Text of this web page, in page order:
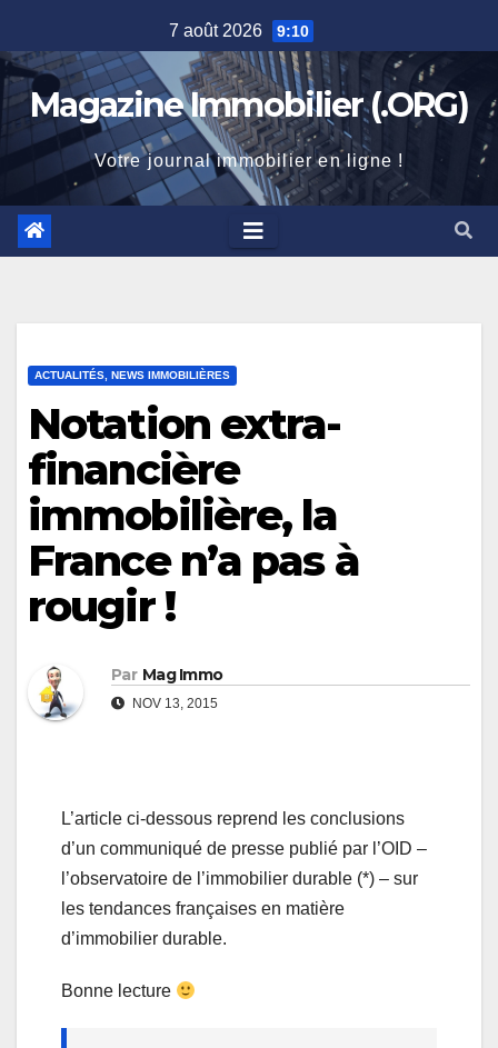
to
content
7 août 2026 9:10
Magazine Immobilier (.ORG)
Votre journal immobilier en ligne !
ACTUALITÉS, NEWS IMMOBILIÈRES
Notation extra-
financière
immobilière, la
France n’a pas à
rougir !
Par Mag Immo
NOV 13, 2015
L’article ci-dessous reprend les conclusions
d’un communiqué de presse publié par l’OID –
l’observatoire de l’immobilier durable (*) – sur
les tendances françaises en matière
d’immobilier durable.
Bonne lecture